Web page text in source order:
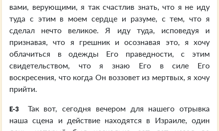
вами, верующими, я так счастлив знать, что я не иду
туда с этим в моем сердце и разуме, с тем, что я
сделал нечто великое. Я иду туда, исповедуя и
признавая, что я грешник и осознавая это, я хочу
облачиться в одежды Его праведности, с этим
свидетельством, что я знаю Его в силе Его
воскресения, что когда Он воззовет из мертвых, я хочу
прийти.
E-3
Так вот, сегодня вечером для нашего отрывка
наша сцена и действие находятся в Израиле, один